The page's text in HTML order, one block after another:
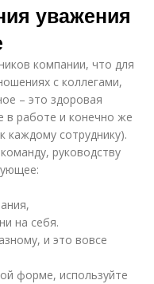
уважения
компании, что для
с коллегами,
– это здоровая
в работе и конечно же
каждому сотруднику).
руководству
на себя.
и это вовсе
форме, используйте